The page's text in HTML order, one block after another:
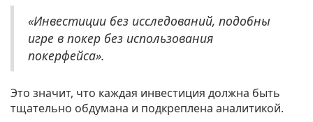
«Инвестиции без исследований, подобны
игре в покер без использования
покерфейса».
Это значит, что каждая инвестиция должна быть
тщательно обдумана и подкреплена аналитикой.